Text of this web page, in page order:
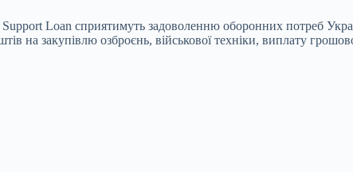
Loan сприятимуть задоволенню оборонних потреб
на закупівлю озброєнь, військової техніки, виплату